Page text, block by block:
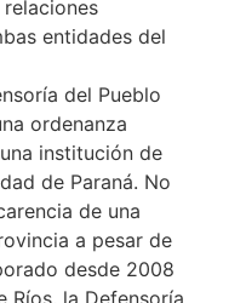
entidades del
del Pueblo
ordenanza
institución de
de Paraná. No
de una
a pesar de
desde 2008
Ríos, la Defensoría